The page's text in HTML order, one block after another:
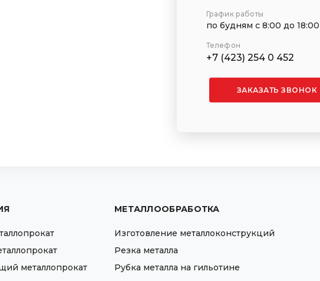
График работы
по будням с 8:00 до 18:00
Телефон
+7 (423) 254 0 452
ЗАКАЗАТЬ ЗВОНОК
металлопрокат
МЕТАЛЛООБРАБОТКА
Изготовление металлоконструкций
Резка металла
Рубка металла на гильотине